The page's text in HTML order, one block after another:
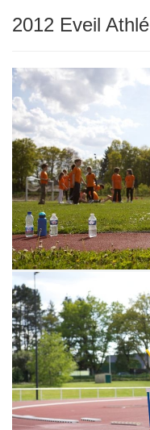
2012 Eveil Athlé